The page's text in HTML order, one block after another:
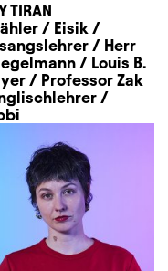
TIRAN
/ Eisik /
/ Herr
/ Louis B.
/ Professor Zak
/